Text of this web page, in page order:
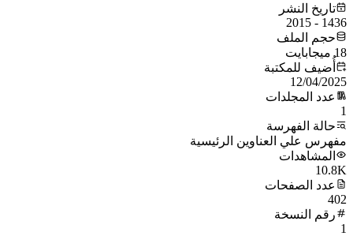
تاريخ النشر
1436 - 2015
حجم الملف
18 ميجابايت
أُضيف للمكتبة
12/04/2025
عدد المجلدات
1
حالة الفهرسة
مفهرس علي العناوين الرئيسية
المشاهدات
10.8K
عدد الصفحات
402
رقم النسخة
1